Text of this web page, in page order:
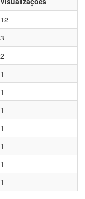
12
3
2
1
1
1
1
1
1
1